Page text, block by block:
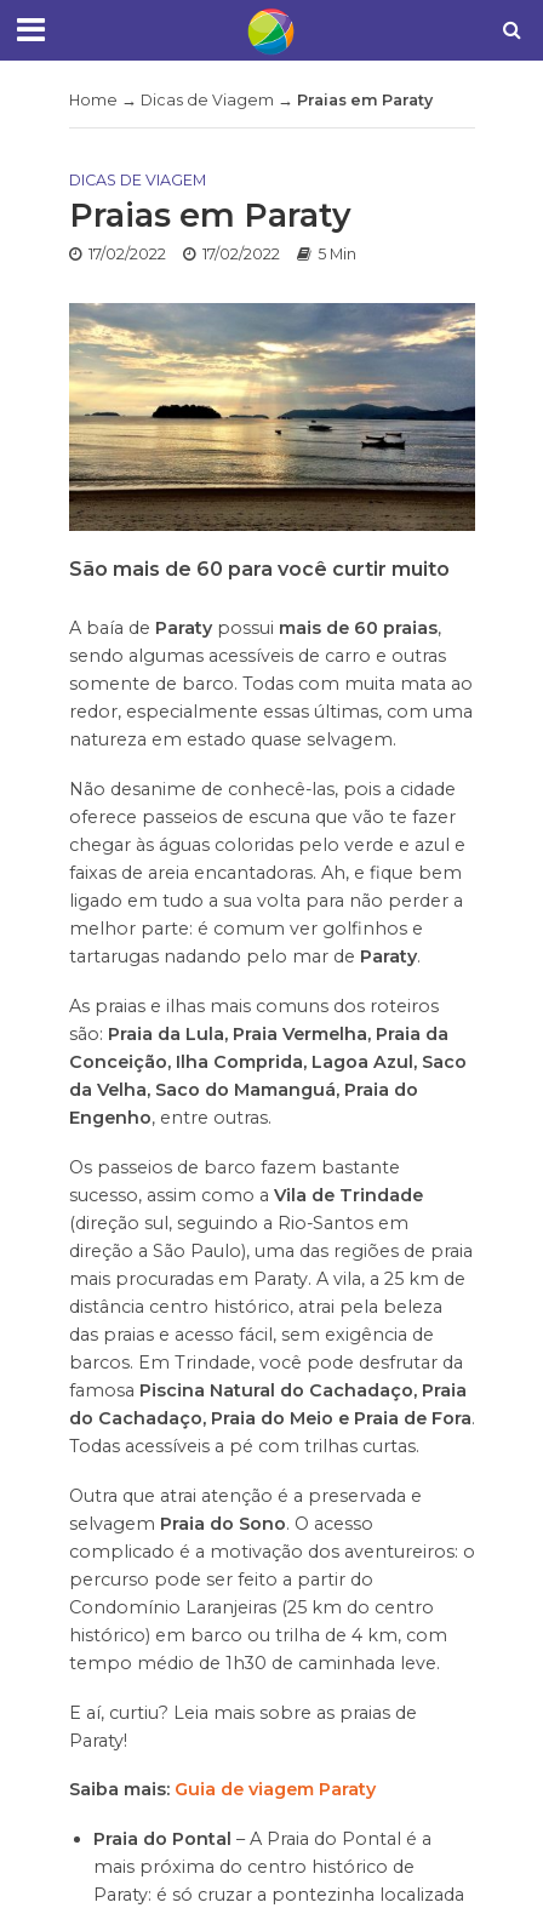
Home → Dicas de Viagem → Praias em Paraty
DICAS DE VIAGEM
Praias em Paraty
17/02/2022 17/02/2022 5 Min
São mais de 60 para você curtir muito
A baía de Paratypossui mais de 60 praias,
sendo algumas acessíveis de carro e outras
somente de barco. Todas com muita mata ao
redor, especialmente essas últimas, com uma
natureza em estado quase selvagem.
Não desanime de conhecê-las, pois a cidade
oferece passeios de escuna que vão te fazer
chegar às águas coloridas pelo verde e azul e
faixas de areia encantadoras. Ah, e fique bem
ligado em tudo a sua volta para não perder a
melhor parte: é comum ver golfinhos e
tartarugas nadando pelo mar de Paraty.
As praias e ilhas mais comuns dos roteiros
são: Praia da Lula, Praia Vermelha, Praia da
Conceição, Ilha Comprida, Lagoa Azul, Saco
da Velha, Saco do Mamanguá, Praia do
Engenho, entre outras.
Os passeios de barco fazem bastante
sucesso, assim como a Vila de Trindade
(direção sul, seguindo a Rio-Santos em
direção a São Paulo), uma das regiões de praia
mais procuradas em Paraty. A vila, a 25 km de
distância centro histórico, atrai pela beleza
das praias e acesso fácil, sem exigência de
barcos. Em Trindade, você pode desfrutar da
famosa Piscina Natural do Cachadaço, Praia
do Cachadaço, Praia do Meio e Praia de Fora.
Todas acessíveis a pé com trilhas curtas.
Outra que atrai atenção é a preservada e
selvagem Praia do Sono. O acesso
complicado é a motivação dos aventureiros: o
percurso pode ser feito a partir do
Condomínio Laranjeiras (25 km do centro
histórico) em barco ou trilha de 4 km, com
tempo médio de 1h30 de caminhada leve.
E aí, curtiu? Leia mais sobre as praias de
Paraty!
Saiba mais: Guia de viagem Paraty
Praia do Pontal – A Praia do Pontal é a
mais próxima do centro histórico de
Paraty: é só cruzar a pontezinha localizada